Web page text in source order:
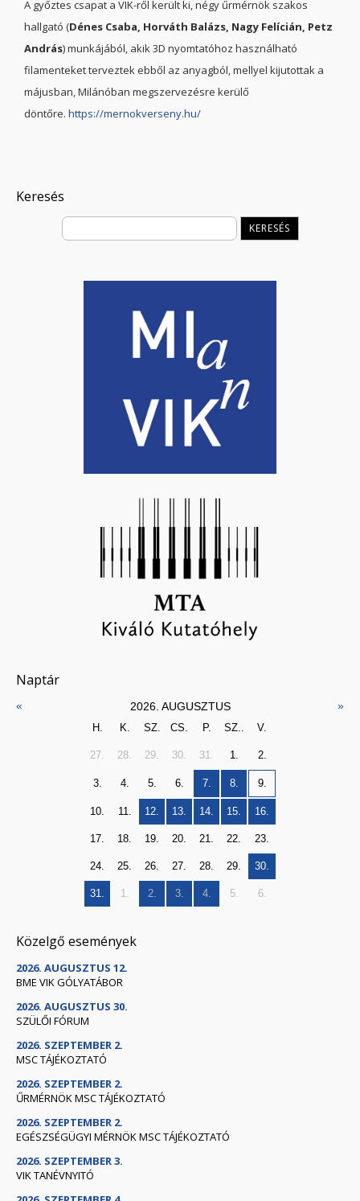
A győztes csapat a VIK-ről került ki, négy űrmérnök szakos
hallgató (Dénes Csaba, Horváth Balázs, Nagy Felícián, Petz
András) munkájából, akik 3D nyomtatóhoz használható
filamenteket terveztek ebből az anyagból, mellyel kijutottak a
májusban, Milánóban megszervezésre kerülő
döntőre. https://mernokverseny.hu/
Keresés
Naptár
« 2026. AUGUSZTUS »
H. K. SZ. CS. P. SZ.. V.
27. 28. 29. 30. 31. 1. 2.
3. 4. 5. 6. 7. 8. 9.
10. 11. 12. 13. 14. 15. 16.
17. 18. 19. 20. 21. 22. 23.
24. 25. 26. 27. 28. 29. 30.
31. 1. 2. 3. 4. 5. 6.
Közelgő események
2026. AUGUSZTUS 12.
BME VIK GÓLYATÁBOR
2026. AUGUSZTUS 30.
SZÜLŐI FÓRUM
2026. SZEPTEMBER 2.
MSC TÁJÉKOZTATÓ
2026. SZEPTEMBER 2.
ŰRMÉRNÖK MSC TÁJÉKOZTATÓ
2026. SZEPTEMBER 2.
EGÉSZSÉGÜGYI MÉRNÖK MSC TÁJÉKOZTATÓ
2026. SZEPTEMBER 3.
VIK TANÉVNYITÓ